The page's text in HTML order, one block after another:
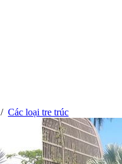
/ Các loại tre trúc